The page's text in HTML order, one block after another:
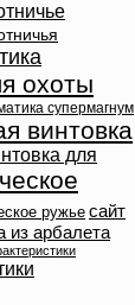
охоты
супермагнум
винтовка
для
ружье сайт
из арбалета